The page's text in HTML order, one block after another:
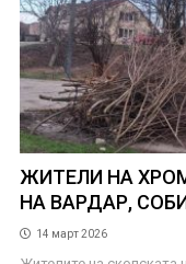
ЖИТЕЛИ НА
НА ВАРДАР,
14 март 2026